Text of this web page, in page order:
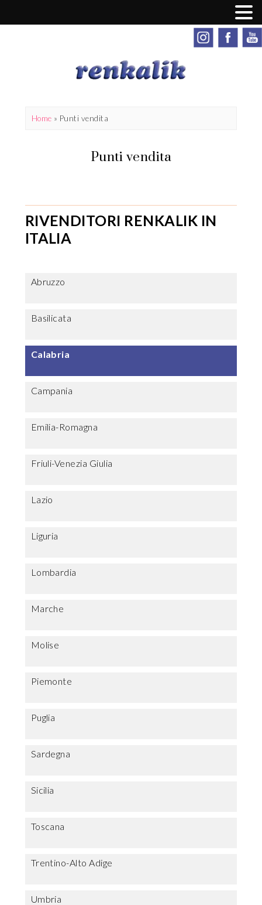
Home » Punti vendita
Punti vendita
RIVENDITORI RENKALIK IN
ITALIA
Abruzzo
Basilicata
Calabria
Campania
Emilia-Romagna
Friuli-Venezia Giulia
Lazio
Liguria
Lombardia
Marche
Molise
Piemonte
Puglia
Sardegna
Sicilia
Toscana
Trentino-Alto Adige
Umbria